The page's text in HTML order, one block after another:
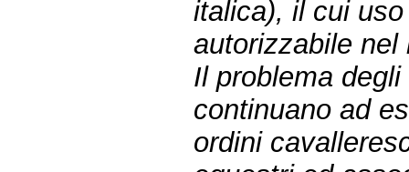
italica), il cui
autorizzabile nel
Il problema
continuano ad
ordini